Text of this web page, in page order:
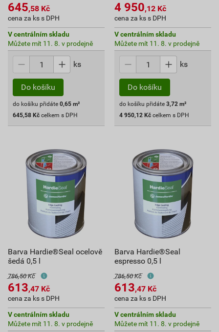
645,58 Kč
cena za ks s DPH
V centrálním skladu
Můžete mít 11. 8. v prodejně
ks
Do košíku
do košíku přidáte 0,65 m²
645,58 Kč celkem s DPH
4 950,12 Kč
cena za ks s DPH
V centrálním skladu
Můžete mít 11. 8. v prodejně
ks
Do košíku
do košíku přidáte 3,72 m²
4 950,12 Kč celkem s DPH
Barva Hardie®Seal ocelově
šedá 0,5 l
786,50 Kč
613,47 Kč
cena za ks s DPH
V centrálním skladu
Můžete mít 11. 8. v prodejně
Barva Hardie®Seal
espresso 0,5 l
786,50 Kč
613,47 Kč
cena za ks s DPH
V centrálním skladu
Můžete mít 11. 8. v prodejně